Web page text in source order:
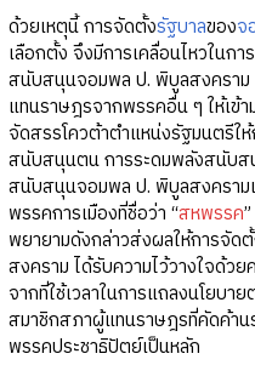
ด้วยเหตุนี้ การจัดตั้งรัฐบาลของจ
เลือกตั้ง จึงมีการเคลื่อนไหวในก
สนับสนุนจอมพล ป. พิบูลสงคราม
แทนราษฎรจากพรรคอื่น ๆ ให้เข้
จัดสรรโควต้าตำแหน่งรัฐมนตรีใ
สนับสนุนตน การระดมพลังสนับส
สนับสนุนจอมพล ป. พิบูลสงคราม
พรรคการเมืองที่ชื่อว่า “สหพรรค
พยายามดังกล่าวส่งผลให้การจั
สงคราม ได้รับความไว้วางใจด้ว
จากที่ใช้เวลาในการแถลงนโยบาย
สมาชิกสภาผู้แทนราษฎรที่คัดค้า
พรรคประชาธิปัตย์เป็นหลัก